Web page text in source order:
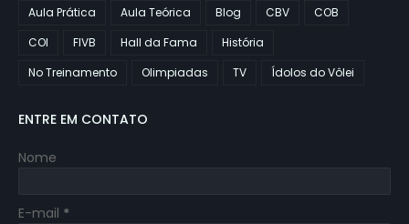
Aula Prática Aula Teórica Blog CBV
COB
COI
FIVB Hall da Fama
História
No Treinamento
Olimpiadas TV Ídolos do Vôlei
ENTRE EM CONTATO
Nome
E-mail *